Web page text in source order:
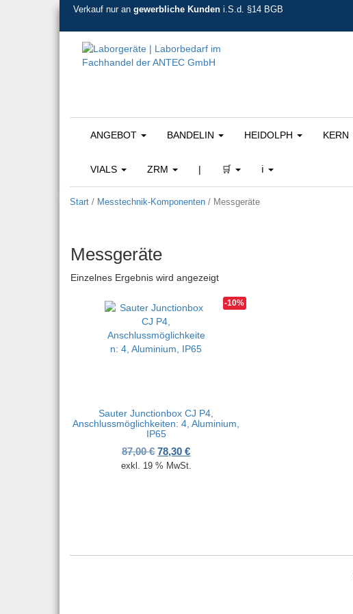
Verkauf nur an gewerbliche Kunden i.S.d. §14 BGB
ANGEBOT BANDELIN HEIDOLPH KERN
VIALS ZRM | 🛒 ℹ️
Start / Messtechnik-Komponenten / Messgeräte
Messgeräte
Einzelnes Ergebnis wird angezeigt
-10%
Sauter Junctionbox CJ P4,
Anschlussmöglichkeiten: 4, Aluminium,
IP65
87,00€ Ursprünglicher Preis war: 87,00 €
78,30€Aktueller Preis ist: 78,30 €.
exkl. 19 % MwSt.